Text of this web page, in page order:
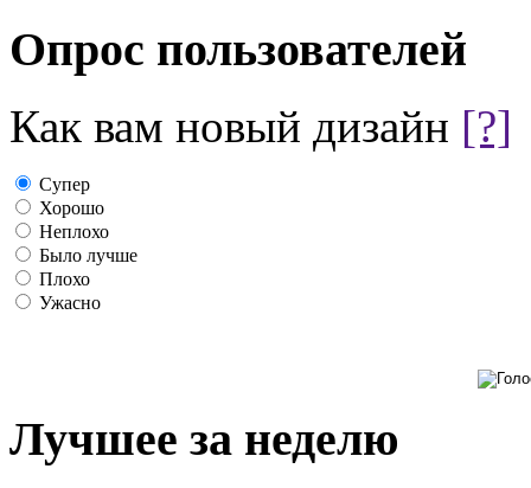
Опрос пользователей
Как вам новый дизайн [?]
Супер
Хорошо
Неплохо
Было лучше
Плохо
Ужасно
Лучшее за неделю